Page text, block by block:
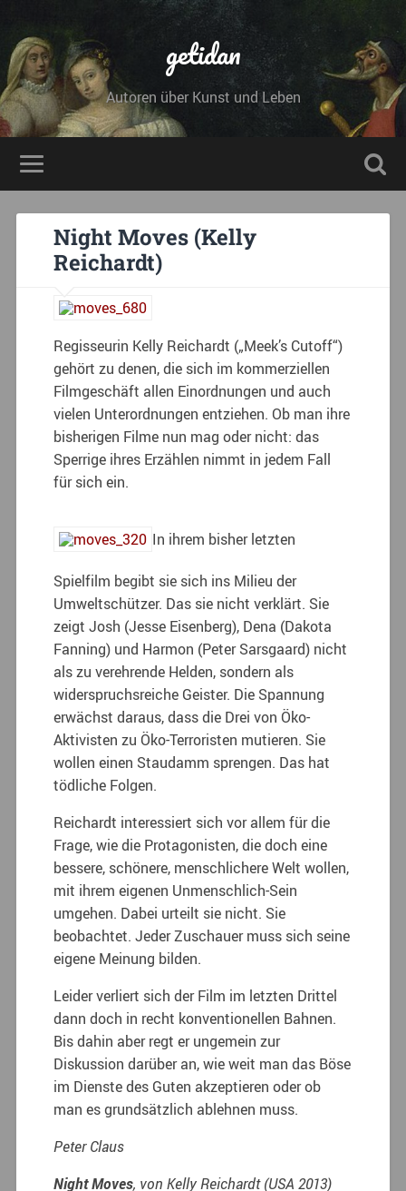
getidan
Autoren über Kunst und Leben
Night Moves (Kelly
Reichardt)
Regisseurin Kelly Reichardt („Meek’s Cutoff“)
gehört zu denen, die sich im kommerziellen
Filmgeschäft allen Einordnungen und auch
vielen Unterordnungen entziehen. Ob man ihre
bisherigen Filme nun mag oder nicht: das
Sperrige ihres Erzählen nimmt in jedem Fall
für sich ein.
In ihrem bisher letzten
Spielfilm begibt sie sich ins Milieu der
Umweltschützer. Das sie nicht verklärt. Sie
zeigt Josh (Jesse Eisenberg), Dena (Dakota
Fanning) und Harmon (Peter Sarsgaard) nicht
als zu verehrende Helden, sondern als
widerspruchsreiche Geister. Die Spannung
erwächst daraus, dass die Drei von Öko-
Aktivisten zu Öko-Terroristen mutieren. Sie
wollen einen Staudamm sprengen. Das hat
tödliche Folgen.
Reichardt interessiert sich vor allem für die
Frage, wie die Protagonisten, die doch eine
bessere, schönere, menschlichere Welt wollen,
mit ihrem eigenen Unmenschlich-Sein
umgehen. Dabei urteilt sie nicht. Sie
beobachtet. Jeder Zuschauer muss sich seine
eigene Meinung bilden.
Leider verliert sich der Film im letzten Drittel
dann doch in recht konventionellen Bahnen.
Bis dahin aber regt er ungemein zur
Diskussion darüber an, wie weit man das Böse
im Dienste des Guten akzeptieren oder ob
man es grundsätzlich ablehnen muss.
Peter Claus
Night Moves, von Kelly Reichardt (USA 2013)